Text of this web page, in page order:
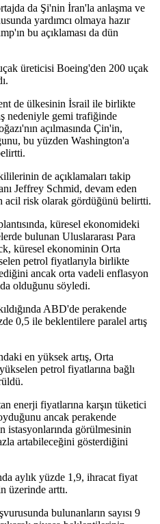
da Şi'nin İran'la anlaşma ve
yardımcı olmaya hazır
bu açıklaması da dün
üreticisi Boeing'den 200 uçak
de ülkesinin İsrail ile birlikte
nedeniyle gemi trafiğinde
açılmasında Çin'in,
bu yüzden Washington'a
de açıklamaları takip
Jeffrey Schmid, devam eden
acil risk olarak gördüğünü belirtti.
küresel ekonomideki
bulunan Uluslararası Para
küresel ekonominin Orta
petrol fiyatlarıyla birlikte
ancak orta vadeli enflasyon
olduğunu söyledi.
ABD'de perakende
0,5 ile beklentilere paralel artış
en yüksek artış, Orta
petrol fiyatlarına bağlı
enerji fiyatlarına karşın tüketici
ancak perakende
istasyonlarında görülmesinin
artabileceğini gösterdiğini
aylık yüzde 1,9, ihracat fiyat
üzerinde arttı.
bulunanların sayısı 9